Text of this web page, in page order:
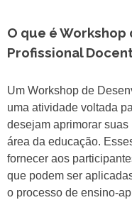
O que é
Profissional
Um Workshop de
uma atividade voltada
desejam aprimorar
área da educação.
fornecer aos
que podem ser
o processo de ensino-